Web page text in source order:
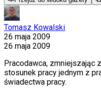
Tomasz Kowalski
26 maja 2009
26 maja 2009
Pracodawca, zmniejszając
stosunek pracy jednym z
świadectwa pracy.